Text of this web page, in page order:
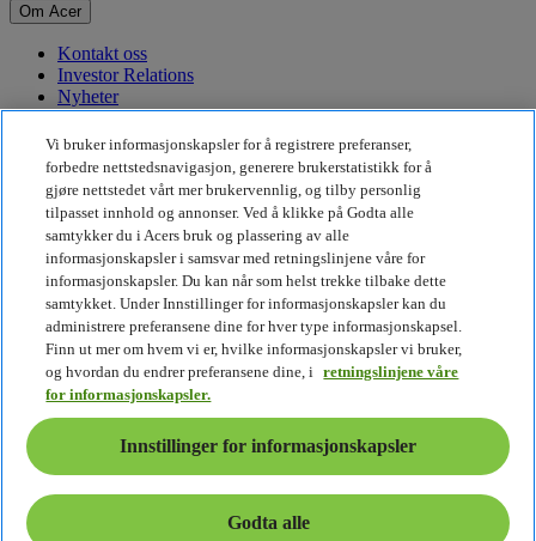
Om Acer
Kontakt oss
Investor Relations
Nyheter
Priser
Arrangementer
Bærekraft
Bærekraft
Samfunnsansvar
Karbonavtrykket til produkter
Project Humanity
Earthion
Personvernpolicy
Retningslinjer for informasjonskapsler
Juridisk merknad
Ytterligere juridisk informasjon
Retningslinjer for tilgjengelighet
Innstillinger for informasjonskapsler
Norge - Norsk
Vi bruker informasjonskapsler for å registrere preferanser,
forbedre nettstedsnavigasjon, generere brukerstatistikk for å
gjøre nettstedet vårt mer brukervennlig, og tilby personlig
tilpasset innhold og annonser. Ved å klikke på Godta alle
samtykker du i Acers bruk og plassering av alle
informasjonskapsler i samsvar med retningslinjene våre for
informasjonskapsler. Du kan når som helst trekke tilbake dette
samtykket. Under Innstillinger for informasjonskapsler kan du
administrere preferansene dine for hver type informasjonskapsel.
Finn ut mer om hvem vi er, hvilke informasjonskapsler vi bruker,
og hvordan du endrer preferansene dine, i retningslinjene våre
for informasjonskapsler.
Innstillinger for informasjonskapsler
Godta alle